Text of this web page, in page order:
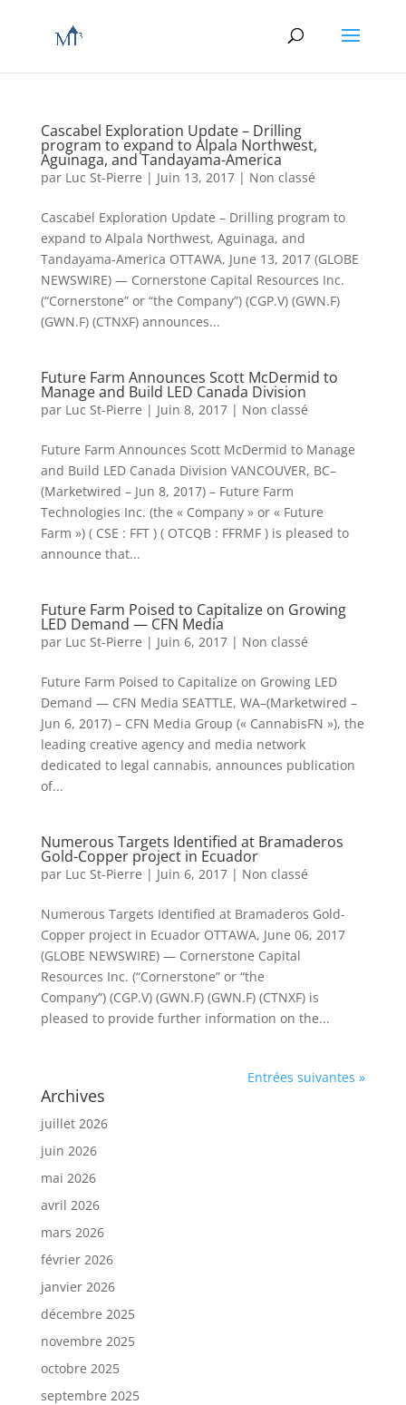
Cascabel Exploration Update – Drilling
program to expand to Alpala Northwest,
Aguinaga, and Tandayama-America
par Luc St-Pierre | Juin 13, 2017| Non classé
Cascabel Exploration Update – Drilling program to
expand to Alpala Northwest, Aguinaga, and
Tandayama-America OTTAWA, June 13, 2017 (GLOBE
NEWSWIRE) — Cornerstone Capital Resources Inc.
(“Cornerstone” or “the Company”) (CGP.V) (GWN.F)
(GWN.F) (CTNXF) announces...
Future Farm Announces Scott McDermid to
Manage and Build LED Canada Division
par Luc St-Pierre | Juin 8, 2017| Non classé
Future Farm Announces Scott McDermid to Manage
and Build LED Canada Division VANCOUVER, BC–
(Marketwired – Jun 8, 2017) – Future Farm
Technologies Inc. (the « Company » or « Future
Farm ») ( CSE : FFT ) ( OTCQB : FFRMF ) is pleased to
announce that...
Future Farm Poised to Capitalize on Growing
LED Demand — CFN Media
par Luc St-Pierre | Juin 6, 2017| Non classé
Future Farm Poised to Capitalize on Growing LED
Demand — CFN Media SEATTLE, WA–(Marketwired –
Jun 6, 2017) – CFN Media Group (« CannabisFN »), the
leading creative agency and media network
dedicated to legal cannabis, announces publication
of...
Numerous Targets Identified at Bramaderos
Gold-Copper project in Ecuador
par Luc St-Pierre | Juin 6, 2017| Non classé
Numerous Targets Identified at Bramaderos Gold-
Copper project in Ecuador OTTAWA, June 06, 2017
(GLOBE NEWSWIRE) — Cornerstone Capital
Resources Inc. (“Cornerstone” or “the
Company”) (CGP.V) (GWN.F) (GWN.F) (CTNXF) is
pleased to provide further information on the...
Entrées suivantes »
Archives
juillet 2026
juin 2026
mai 2026
avril 2026
mars 2026
février 2026
janvier 2026
décembre 2025
novembre 2025
octobre 2025
septembre 2025